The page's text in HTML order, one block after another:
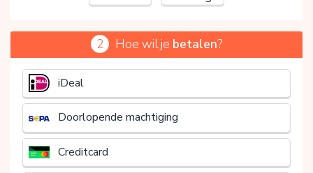
€
2 Hoe wil je betalen?
iDeal
Doorlopende machtiging
Creditcard